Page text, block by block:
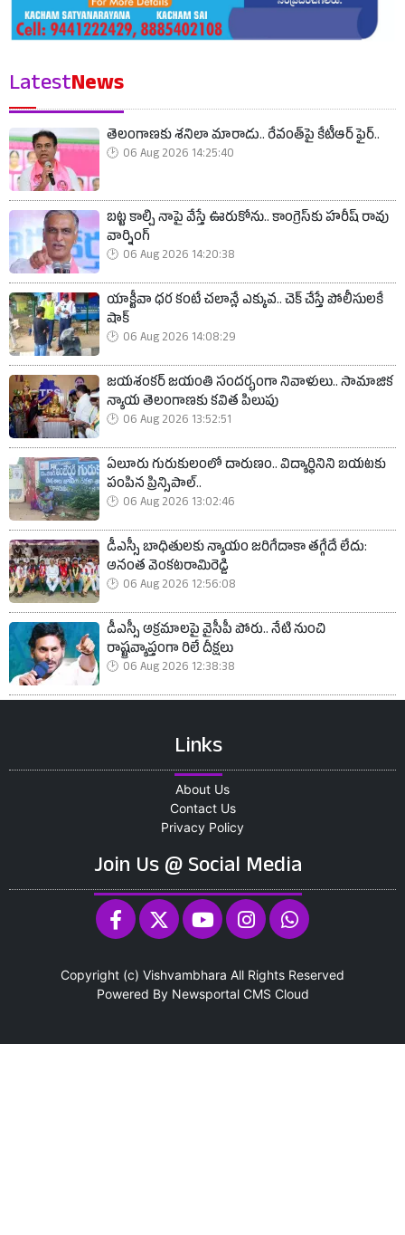
LatestNews
తెలంగాణకు శనిలా మారాడు.. రేవంత్‌పై కేటీఆర్ ఫైర్..
06 Aug 2026 14:25:40
బట్ట కాల్చి నాపై వేస్తే ఊరుకోను.. కాంగ్రెస్‌కు హరీష్ రావు
వార్నింగ్
06 Aug 2026 14:20:38
యాక్టీవా ధర కంటే చలాన్లే ఎక్కువ.. చెక్ చేస్తే పోలీసులకే
షాక్
06 Aug 2026 14:08:29
జయశంకర్ జయంతి సందర్భంగా నివాళులు.. సామాజిక
న్యాయ తెలంగాణకు కవిత పిలుపు
06 Aug 2026 13:52:51
ఏలూరు గురుకులంలో దారుణం.. విద్యార్థినిని బయటకు
పంపిన ప్రిన్సిపాల్..
06 Aug 2026 13:02:46
డీఎస్సీ బాధితులకు న్యాయం జరిగేదాకా తగ్గేదే లేదు:
అనంత వెంకటరామిరెడ్డి
06 Aug 2026 12:56:08
డీఎస్సీ అక్రమాలపై వైసీపీ పోరు.. నేటి నుంచి
రాష్ట్రవ్యాప్తంగా రిలే దీక్షలు
06 Aug 2026 12:38:38
Links
About Us
Contact Us
Privacy Policy
Join Us @ Social Media
Copyright (c) Vishvambhara All Rights Reserved
Powered By Newsportal CMS Cloud